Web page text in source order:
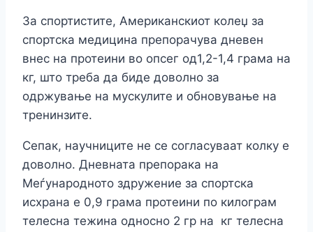
За спортистите, Американскиот колеџ за
спортска медицина препорачува дневен
внес на протеини во опсег од1,2-1,4 грама на
кг, што треба да биде доволно за
одржување на мускулите и обновување на
тренинзите.
Сепак, научниците не се согласуваат колку е
доволно. Дневната препорака на
Меѓународното здружение за спортска
исхрана е 0,9 грама протеини по килограм
телесна тежина односно 2 гр на кг телесна